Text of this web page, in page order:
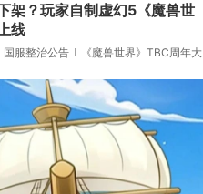
架？玩家自制虚幻5《魔兽世
线
国服整治公告 《魔兽世界》TBC周年大更：双经典团本回归！